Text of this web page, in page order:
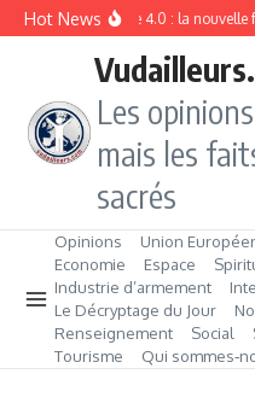
Aller au contenu
Hot NewsIndustrie 4.0 : la nouvelle
Les
mais les
sacrés
Opinions Union
Economie
Espace
Industrie d’armement
Le Décryptage du Jour
Renseignement
Social
Tourisme
Qui